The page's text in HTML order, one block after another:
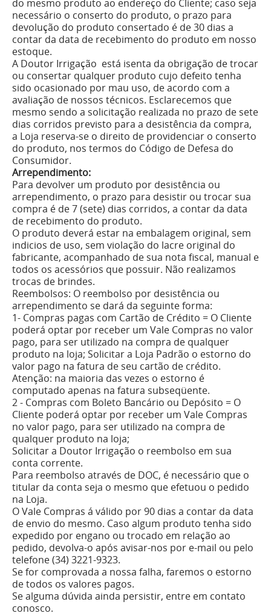
do mesmo produto ao endereço do Cliente; caso seja
necessário o conserto do produto, o prazo para
devolução do produto consertado é de 30 dias a
contar da data de recebimento do produto em nosso
estoque.
A Doutor Irrigação está isenta da obrigação de trocar
ou consertar qualquer produto cujo defeito tenha
sido ocasionado por mau uso, de acordo com a
avaliação de nossos técnicos. Esclarecemos que
mesmo sendo a solicitação realizada no prazo de sete
dias corridos previsto para a desistência da compra,
a Loja reserva-se o direito de providenciar o conserto
do produto, nos termos do Código de Defesa do
Consumidor.
Arrependimento:
Para devolver um produto por desistência ou
arrependimento, o prazo para desistir ou trocar sua
compra é de 7 (sete) dias corridos, a contar da data
de recebimento do produto.
O produto deverá estar na embalagem original, sem
indi­cios de uso, sem violação do lacre original do
fabricante, acompanhado de sua nota fiscal, manual e
todos os acessórios que possuir. Não realizamos
trocas de brindes.
Reembolsos: O reembolso por desistência ou
arrependimento se dará da seguinte forma:
1- Compras pagas com Cartão de Crédito = O Cliente
poderá optar por receber um Vale Compras no valor
pago, para ser utilizado na compra de qualquer
produto na loja; Solicitar a Loja Padrão o estorno do
valor pago na fatura de seu cartão de crédito.
Atenção: na maioria das vezes o estorno é
computado apenas na fatura subseqüente.
2 - Compras com Boleto Bancário ou Depósito = O
Cliente poderá optar por receber um Vale Compras
no valor pago, para ser utilizado na compra de
qualquer produto na loja;
Solicitar a Doutor Irrigação o reembolso em sua
conta corrente.
Para reembolso através de DOC, é necessário que o
titular da conta seja o mesmo que efetuou o pedido
na Loja.
O Vale Compras á válido por 90 dias a contar da data
de envio do mesmo. Caso algum produto tenha sido
expedido por engano ou trocado em relação ao
pedido, devolva-o após avisar-nos por e-mail ou pelo
telefone (34) 3221-9323.
Se for comprovada a nossa falha, faremos o estorno
de todos os valores pagos.
Se alguma dúvida ainda persistir, entre em contato
conosco.